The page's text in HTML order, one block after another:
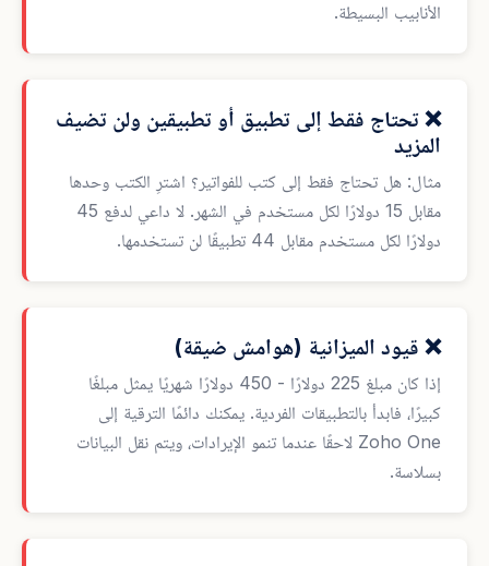
الأنابيب البسيطة.
❌ تحتاج فقط إلى تطبيق أو تطبيقين ولن تضيف
المزيد
مثال: هل تحتاج فقط إلى كتب للفواتير؟ اشترِ الكتب وحدها
مقابل 15 دولارًا لكل مستخدم في الشهر. لا داعي لدفع 45
دولارًا لكل مستخدم مقابل 44 تطبيقًا لن تستخدمها.
❌ قيود الميزانية (هوامش ضيقة)
إذا كان مبلغ 225 دولارًا - 450 دولارًا شهريًا يمثل مبلغًا
كبيرًا، فابدأ بالتطبيقات الفردية. يمكنك دائمًا الترقية إلى
Zoho One لاحقًا عندما تنمو الإيرادات، ويتم نقل البيانات
بسلاسة.